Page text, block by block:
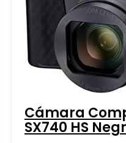
Cámara
SX740 HS